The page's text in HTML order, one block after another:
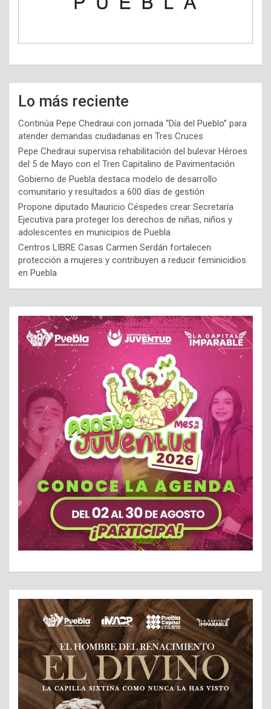
Lo más reciente
Continúa Pepe Chedraui con jornada “Día del Pueblo” para
atender demandas ciudadanas en Tres Cruces
Pepe Chedraui supervisa rehabilitación del bulevar Héroes
del 5 de Mayo con el Tren Capitalino de Pavimentación
Gobierno de Puebla destaca modelo de desarrollo
comunitario y resultados a 600 días de gestión
Propone diputado Mauricio Céspedes crear Secretaría
Ejecutiva para proteger los derechos de niñas, niños y
adolescentes en municipios de Puebla
Centros LIBRE Casas Carmen Serdán fortalecen
protección a mujeres y contribuyen a reducir feminicidios
en Puebla